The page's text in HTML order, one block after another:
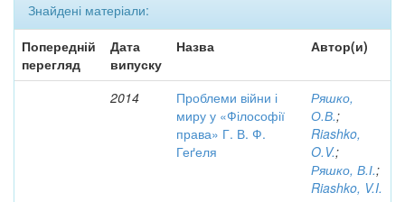
Знайдені матеріали:
Попередній
перегляд
Дата
випуску
Назва Автор(и)
2014
Проблеми війни і
миру у «Філософії
права» Г. В. Ф.
Геґеля
Ряшко,
О.В.;
Riashko,
O.V.;
Ряшко, В.І.;
Riashko, V.I.